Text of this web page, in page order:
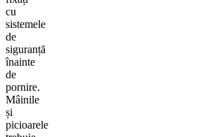
cu
sistemele
de
siguranță
înainte
de
pornire.
Mâinile
și
picioarele